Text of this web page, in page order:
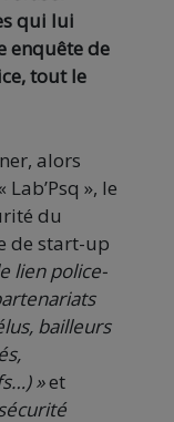
qui lui
enquête de
tout le
alors
», le
du
de start-up
lien police-
bailleurs
»et